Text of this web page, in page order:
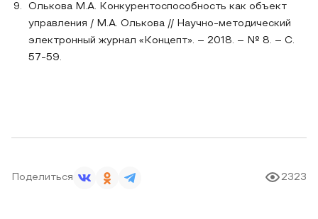
Олькова М.А. Конкурентоспособность как объект
управления / М.А. Олькова // Научно-методический
электронный журнал «Концепт». – 2018. – № 8. – С.
57-59.
Поделиться 2323